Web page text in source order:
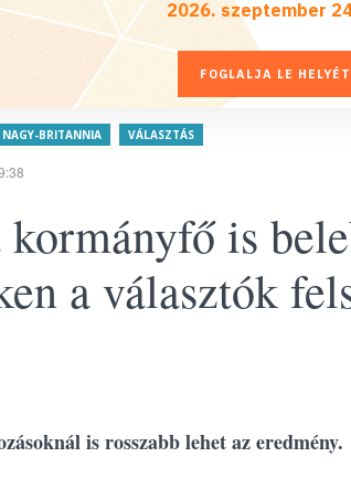
2026. szeptember
FOGLALJA LE
NAGY-BRITANNIA VÁLASZTÁS
is
a választók
is rosszabb lehet az eredmény.